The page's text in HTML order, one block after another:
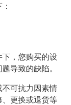
，您购买的设
导致的缺陷。
可抗力因素情
更换或退货等